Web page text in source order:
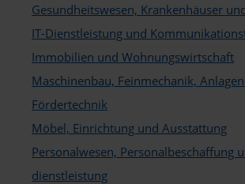
Ausbau
Boden
Dach
Gesundheitswesen, Krankenhäuser
IT-Dienstleistung und
Immobilien und Wohnungswirtschaft
Maschinenbau, Feinmechanik,
Fördertechnik
Möbel, Einrichtung und Ausstattung
Personalwesen, Personalbeschaffung
dienstleistung